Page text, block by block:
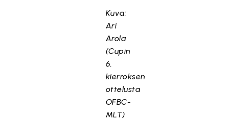
Kuva:
Ari
Arola
(Cupin
6.
kierroksen
ottelusta
OFBC-
MLT)